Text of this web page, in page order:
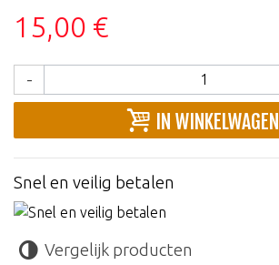
15,00 €
-
IN WINKELWAGEN
Snel en veilig betalen
Vergelijk producten